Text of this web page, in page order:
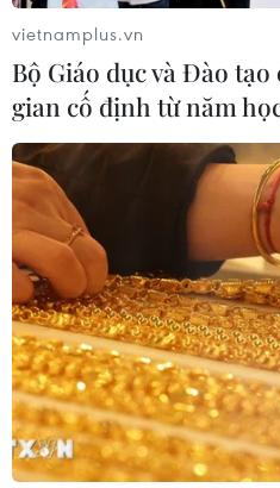
nhờ nhu cầu mạnh đối với
05/08/2026 13:41
Hãng Walt Disney ký thỏa
chưa từng có tiền lệ với
05/08/2026 13:31
Xem
vietnamplus.vn
Bộ Giáo dục và Đào
gian cố định từ năm